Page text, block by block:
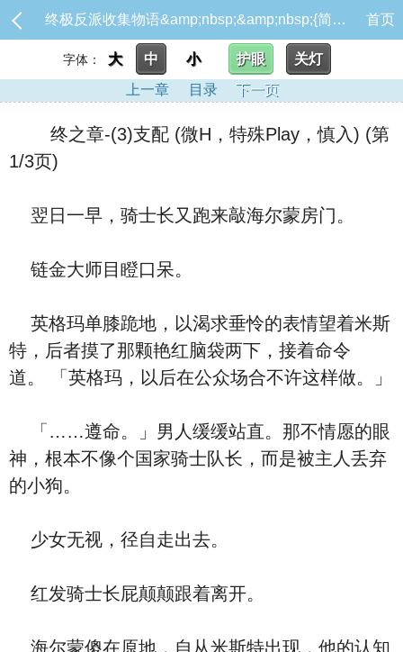
终极反派收集物语&amp;nbsp;&amp;nbsp;{简体版}_终之章-(3)支配 (微H，特殊Play，慎入) 首页
字体： 大 中 小 护眼
关灯
上一章
目录 下一页
终之章-(3)支配 (微H，特殊Play，慎入) (第
1/3页)
翌日一早，骑士长又跑来敲海尔蒙房门。
链金大师目瞪口呆。
英格玛单膝跪地，以渴求垂怜的表情望着米斯
特，后者摸了那颗艳红脑袋两下，接着命令
道。 「英格玛，以后在公众场合不许这样做。」
「……遵命。」男人缓缓站直。那不情愿的眼
神，根本不像个国家骑士队长，而是被主人丢弃
的小狗。
少女无视，径自走出去。
红发骑士长屁颠颠跟着离开。
海尔蒙傻在原地，自从米斯特出现，他的认知